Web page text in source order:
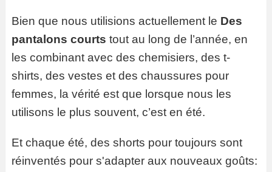
Bien que nous utilisions actuellement le Des
pantalons courts tout au long de l’année, en
les combinant avec des chemisiers, des t-
shirts, des vestes et des chaussures pour
femmes, la vérité est que lorsque nous les
utilisons le plus souvent, c’est en été.
Et chaque été, des shorts pour toujours sont
réinventés pour s'adapter aux nouveaux goûts: